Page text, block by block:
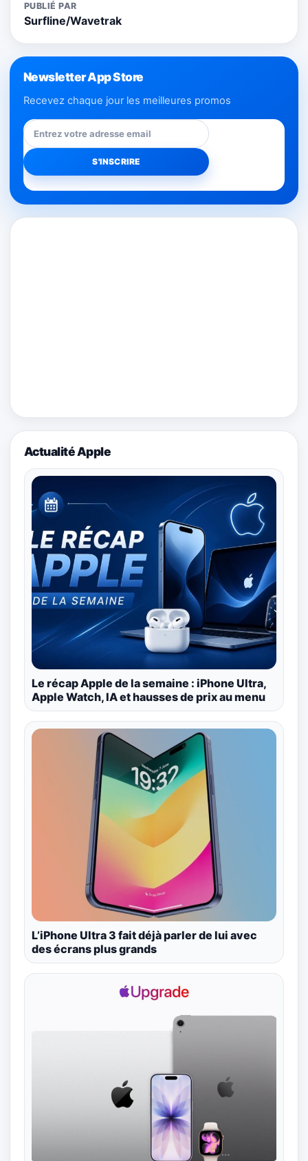
PUBLIÉ PAR
Surfline/Wavetrak
Newsletter App Store
Recevez chaque jour les meilleures promos
Actualité Apple
Le récap Apple de la semaine : iPhone Ultra,
Apple Watch, IA et hausses de prix au menu
L’iPhone Ultra 3 fait déjà parler de lui avec
des écrans plus grands